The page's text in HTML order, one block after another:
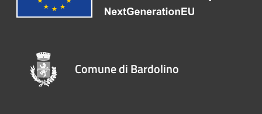
Comune di Bardolino